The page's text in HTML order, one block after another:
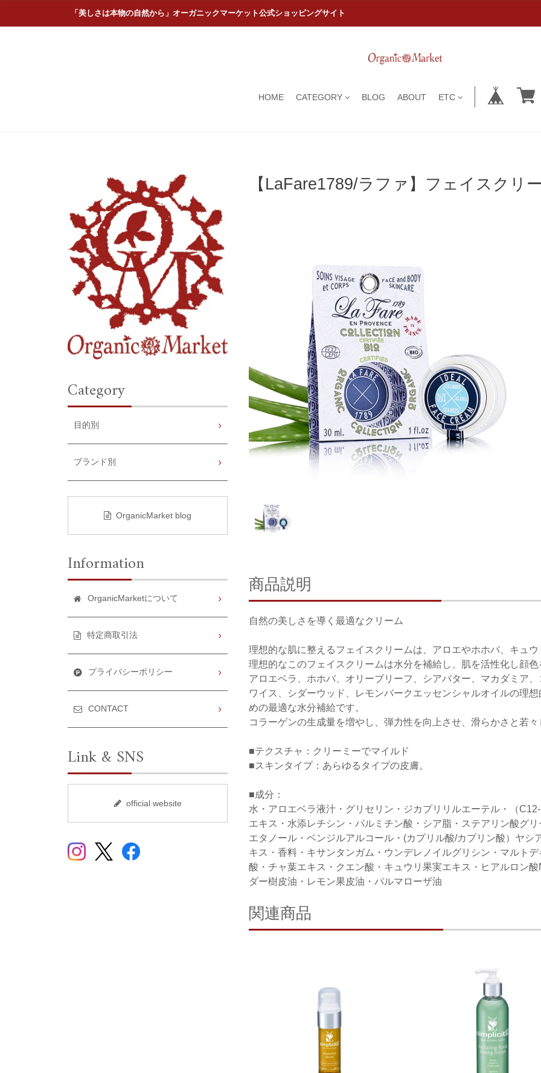
「美しさは本物の自然から」オーガニックマーケット公式ショッピングサイト
HOME CATEGORY BLOG ABOUT ETC
【LaFare1789/ラファ】フェイスクリ
商品説明
自然の美しさを導く最適なクリーム
理想的な肌に整えるフェイスクリームは、アロエやホホバ、キュウ
理想的なこのフェイスクリームは水分を補給し、肌を活性化し顔色
アロエベラ、ホホバ、オリーブリーフ、シアバター、マカダミア
ワイス、シダーウッド、レモンバークエッセンシャルオイルの理
めの最適な水分補給です。
コラーゲンの生成量を増やし、弾力性を向上させ、滑らかさと若
■テクスチャ：クリーミーでマイルド
■スキンタイプ：あらゆるタイプの皮膚。
■成分：
水・アロエベラ液汁・グリセリン・ジカプリリルエーテル・（
エキス・水添レチシン・パルミチン酸・シア脂・ステアリン酸グ
エタノール・ベンジルアルコール・(カプリル酸/カプリン酸）ヤシ
キス・香料・キサンタンガム・ウンデレノイルグリシン・マルト
酸・チャ葉エキス・クエン酸・キュウリ果実エキス・ヒアルロン
ダー樹皮油・レモン果皮油・パルマローザ油
関連商品
Category
目的別
ブランド別
OrganicMarket blog
Information
OrganicMarketについて
特定商取引法
プライバシーポリシー
CONTACT
Link & SNS
official website